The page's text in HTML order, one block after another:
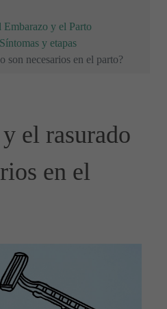
Embarazo y el Parto
y etapas
son necesarios en el parto?
el rasurado
en el